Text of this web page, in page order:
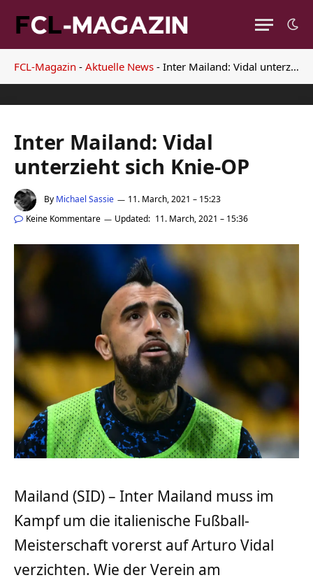
FCL-Magazin - Aktuelle News - Inter Mailand: Vidal unterzieht sich Knie-OP
Inter Mailand: Vidal
unterzieht sich Knie-OP
By Michael Sassie
11. March, 2021 – 15:23
Keine Kommentare
Updated: 11. March, 2021 – 15:36
Mailand (SID) – Inter Mailand muss im
Kampf um die italienische Fußball-
Meisterschaft vorerst auf Arturo Vidal
verzichten. Wie der Verein am